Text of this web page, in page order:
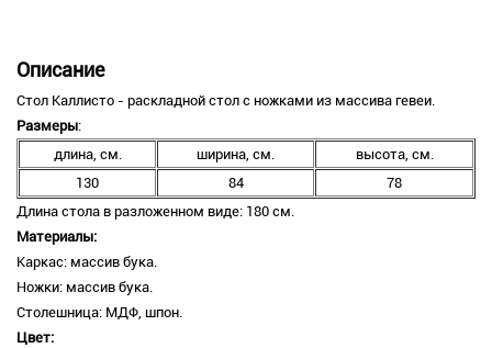
Описание
Стол Каллисто - раскладной стол с ножками из массива гевеи.
Размеры:
длина, см.
ширина, см.
высота, см.
130
84
78
Длина стола в разложенном виде: 180 см.
Материалы:
Каркас: массив бука.
Ножки: массив бука.
Столешница: МДФ, шпон.
Цвет: